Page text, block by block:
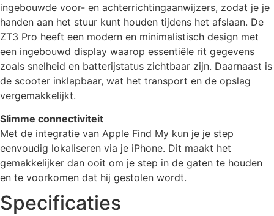
ingebouwde voor- en achterrichtingaanwijzers, zodat je je
handen aan het stuur kunt houden tijdens het afslaan. De
ZT3 Pro heeft een modern en minimalistisch design met
een ingebouwd display waarop essentiële rit gegevens
zoals snelheid en batterijstatus zichtbaar zijn. Daarnaast is
de scooter inklapbaar, wat het transport en de opslag
vergemakkelijkt.
Slimme connectiviteit
Met de integratie van Apple Find My kun je je step
eenvoudig lokaliseren via je iPhone. Dit maakt het
gemakkelijker dan ooit om je step in de gaten te houden
en te voorkomen dat hij gestolen wordt.
Specificaties